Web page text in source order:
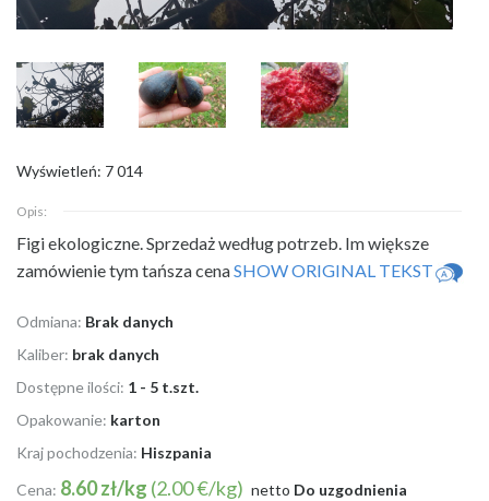
Wyświetleń: 7 014
Opis:
Figi ekologiczne. Sprzedaż według potrzeb. Im większe
zamówienie tym tańszacenaSHOW ORIGINAL TEKST
Odmiana: Brak danych
Kaliber: brak danych
Dostępne ilości: 1 - 5 t.szt.
Opakowanie: karton
Kraj pochodzenia: Hiszpania
Cena: 8.60 zł/kg (2.00 €/kg) netto Do uzgodnienia